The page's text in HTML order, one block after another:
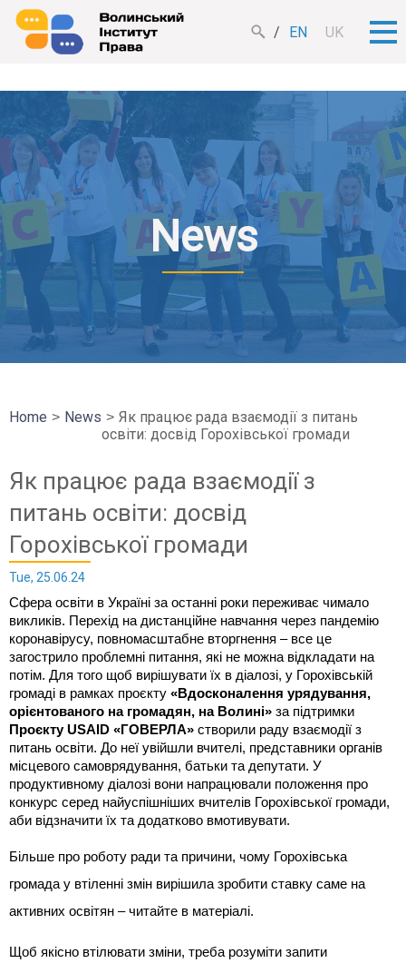
EN UK
News
Home News
Як працює рада взаємодії з питань
освіти: досвід Горохівської громади
Як працює рада взаємодії з
питань освіти: досвід
Горохівської громади
Tue, 25.06.24
Сфера освіти в Україні за останні роки переживає чимало
викликів. Перехід на дистанційне навчання через пандемію
коронавірусу, повномасштабне вторгнення – все це
загострило проблемні питання, які не можна відкладати на
потім. Для того щоб вирішувати їх в діалозі, у Горохівській
громаді в рамках проєкту «Вдосконалення урядування,
орієнтованого на громадян, на Волині» за підтримки
Проєкту USAID «ГОВЕРЛА» створили раду взаємодії з
питань освіти. До неї увійшли вчителі, представники органів
місцевого самоврядування, батьки та депутати. У
продуктивному діалозі вони напрацювали положення про
конкурс серед найуспішніших вчителів Горохівської громади,
аби відзначити їх та додатково вмотивувати.
Більше про роботу ради та причини, чому Горохівська
громада у втіленні змін вирішила зробити ставку саме на
активних освітян – читайте в матеріалі.
Щоб якісно втілювати зміни, треба розуміти запити